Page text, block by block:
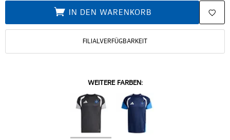
IN DEN WARENKORB
FILIALVERFÜGBARKEIT
WEITERE FARBEN: